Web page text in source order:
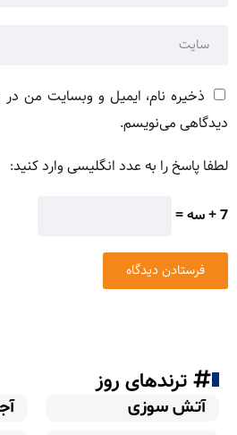
ذخیره نام، ایمیل و وبسایت من در
دیدگاهی می‌نویسم.
لطفا پاسخ را به عدد انگلیسی وارد کنید:
7 + سه =
ترندهای روز
آتش سوزی